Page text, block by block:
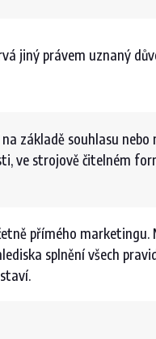
jiný právem uznaný
základě souhlasu
ve strojově čitelném
přímého
splnění všech